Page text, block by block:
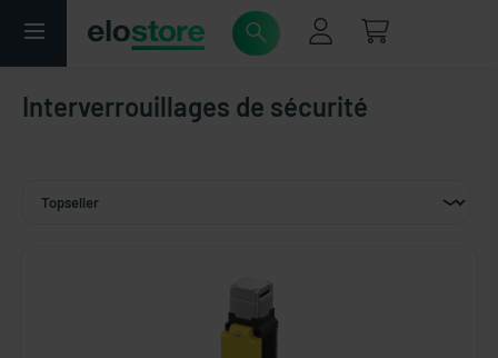
Interverrouillages de sécurité